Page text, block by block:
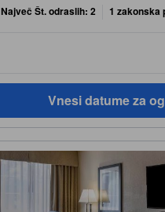
Največ Št. odraslih: 2 1 zakonska
Vnesi datume za